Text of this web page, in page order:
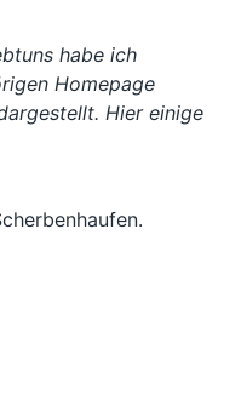
habe ich
Homepage
Hier einige